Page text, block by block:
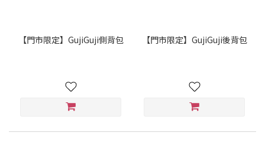
【門市限定】GujiGuji側背包 【門市限定】GujiGuji後背包